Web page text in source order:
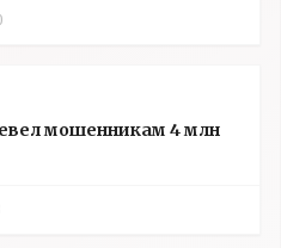
мошенникам 4 млн